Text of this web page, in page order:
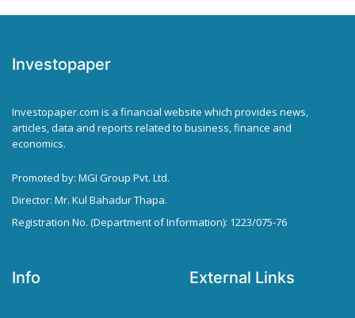
Investopaper
Investopaper.com is a financial website which provides news,
articles, data and reports related to business, finance and
economics.
Promoted by: MGI Group Pvt. Ltd.
Director: Mr. Kul Bahadur Thapa.
Registration No. (Department of Information): 1223/075-76
Info External Links